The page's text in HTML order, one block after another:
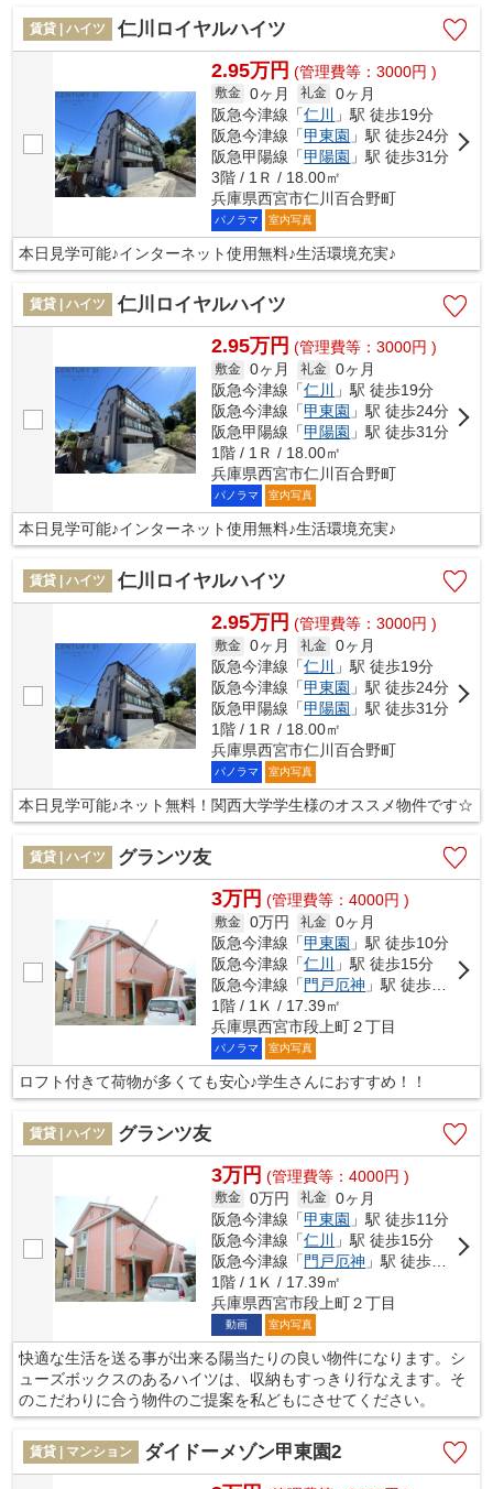
賃貸 | ハイツ 仁川ロイヤルハイツ
2.95万円 (管理費等：3000円 )
敷金 0ヶ月 礼金 0ヶ月
阪急今津線「仁川 」駅 徒歩19分
阪急今津線「甲東園 」駅 徒歩24分
阪急甲陽線「甲陽園 」駅 徒歩31分
3階 / 1Ｒ / 18.00㎡
兵庫県西宮市仁川百合野町
パノラマ 室内写真
本日見学可能♪インターネット使用無料♪生活環境充実♪
賃貸 | ハイツ 仁川ロイヤルハイツ
2.95万円 (管理費等：3000円 )
敷金 0ヶ月 礼金 0ヶ月
阪急今津線「仁川
」駅 徒歩19分
阪急今津線「甲東園 」駅 徒歩24分
阪急甲陽線「甲陽園 」駅 徒歩31分
1階 / 1Ｒ / 18.00㎡
兵庫県西宮市仁川百合野町
パノラマ 室内写真
本日見学可能♪インターネット使用無料♪生活環境充実♪
賃貸 | ハイツ 仁川ロイヤルハイツ
2.95万円 (管理費等：3000円 )
敷金 0ヶ月 礼金 0ヶ月
阪急今津線「仁川
」駅 徒歩19分
阪急今津線「甲東園 」駅 徒歩24分
阪急甲陽線「甲陽園 」駅 徒歩31分
1階 / 1Ｒ / 18.00㎡
兵庫県西宮市仁川百合野町
パノラマ 室内写真
本日見学可能♪ネット無料！関西大学学生様のオススメ物件です☆
賃貸 | ハイツ グランツ友
3万円 (管理費等：4000円 )
敷金 0万円 礼金 0ヶ月
阪急今津線「甲東園 」駅 徒歩10分
阪急今津線「仁川
」駅 徒歩15分
阪急今津線「 門戸厄神 」駅 徒歩21分
1階 / 1Ｋ / 17.39㎡
兵庫県西宮市段上町２丁目
パノラマ 室内写真
ロフト付きて荷物が多くても安心♪学生さんにおすすめ！！
賃貸 | ハイツ グランツ友
3万円 (管理費等：4000円 )
敷金 0万円 礼金 0ヶ月
阪急今津線「甲東園 」駅 徒歩11分
阪急今津線「仁川
」駅 徒歩15分
阪急今津線「 門戸厄神 」駅 徒歩21分
1階 / 1Ｋ / 17.39㎡
兵庫県西宮市段上町２丁目
動画 室内写真
快適な生活を送る事が出来る陽当たりの良い物件になります。シ
ューズボックスのあるハイツは、収納もすっきり行なえます。そ
のこだわりに合う物件のご提案を私どもにさせてください。
賃貸 | マンション ダイドーメゾン甲東園2